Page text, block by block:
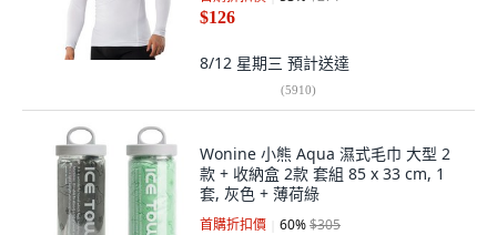
$126
8/12 星期三 預計送達
(5910)
Wonine 小熊 Aqua 濕式毛巾 大型 2
款 + 收納盒 2款 套組 85 x 33 cm, 1
套, 灰色 + 薄荷綠
首購折扣價 60%$305